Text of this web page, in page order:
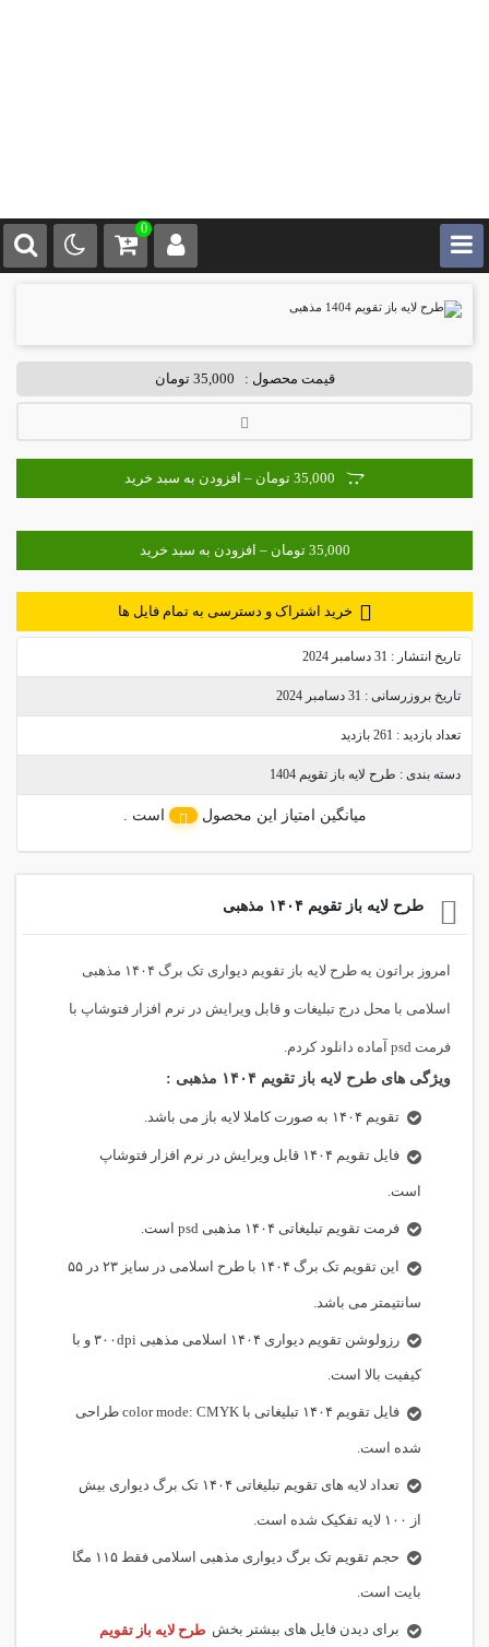
0
قیمت محصول : 35,000 تومان
35,000 تومان – افزودن به سبد خرید
خرید اشتراک و دسترسی به تمام فایل ها
تاریخ انتشار : 31 دسامبر 2024
تاریخ بروزرسانی : 31 دسامبر 2024
تعداد بازدید : 261 بازدید
دسته بندی : طرح لایه باز تقویم 1404
میانگین امتیاز این محصول است .
طرح لایه باز تقویم ۱۴۰۴ مذهبی
امروز براتون یه طرح لایه باز تقویم دیواری تک برگ ۱۴۰۴ مذهبی
اسلامی با محل درج تبلیغات و قابل ویرایش در نرم افزار فتوشاپ با
فرمت psd آماده دانلود کردم.
ویژگی های طرح لایه باز تقویم ۱۴۰۴ مذهبی :
تقویم ۱۴۰۴ به صورت کاملا لایه باز می باشد.
فایل تقویم ۱۴۰۴ قابل ویرایش در نرم افزار فتوشاپ
است.
فرمت تقویم تبلیغاتی ۱۴۰۴ مذهبی psd است.
این تقویم تک برگ ۱۴۰۴ با طرح اسلامی در سایز ۲۳ در ۵۵
سانتیمتر می باشد.
رزولوشن تقویم دیواری ۱۴۰۴ اسلامی مذهبی ۳۰۰dpi و با
کیفیت بالا است.
فایل تقویم ۱۴۰۴ تبلیغاتی با color mode: CMYK طراحی
شده است.
تعداد لایه های تقویم تبلیغاتی ۱۴۰۴ تک برگ دیواری بیش
از ۱۰۰ لایه تفکیک شده است.
حجم تقویم تک برگ دیواری مذهبی اسلامی فقط ۱۱۵ مگا
بایت است.
برای دیدن فایل های بیشتر بخش طرح لایه باز تقویم